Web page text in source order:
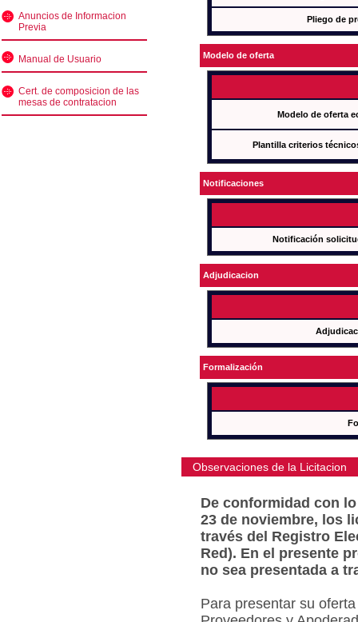
Anuncios de Informacion
Previa
Manual de Usuario
Cert. de composicion de las
mesas de contratacion
Pliego de
Modelo de oferta
Modelo de oferta
Plantilla criterios
Notificaciones
Notificación
Adjudicacion
Formalización
Observaciones de la Licitacion
De conformidad con
23 de noviembre, los
través del Registro
Red). En el presente
no sea presentada a
Para presentar su